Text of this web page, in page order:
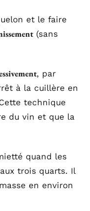
et le faire
(sans
, par
à la cuillère en
technique
du vin et que la
quand les
trois quarts. Il
en environ